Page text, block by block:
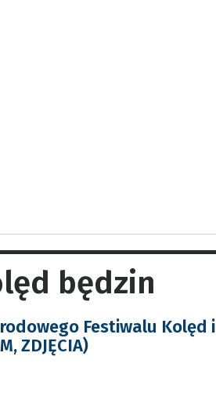
będzin
Festiwalu Kolęd i
ZDJĘCIA)